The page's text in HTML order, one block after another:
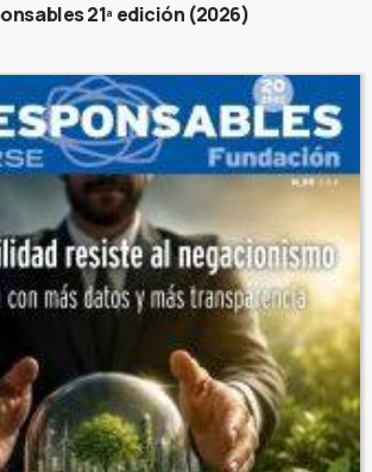
21ª edición (2026)